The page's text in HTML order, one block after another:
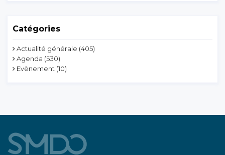
Catégories
Actualité générale (405)
Agenda (530)
Evènement (10)